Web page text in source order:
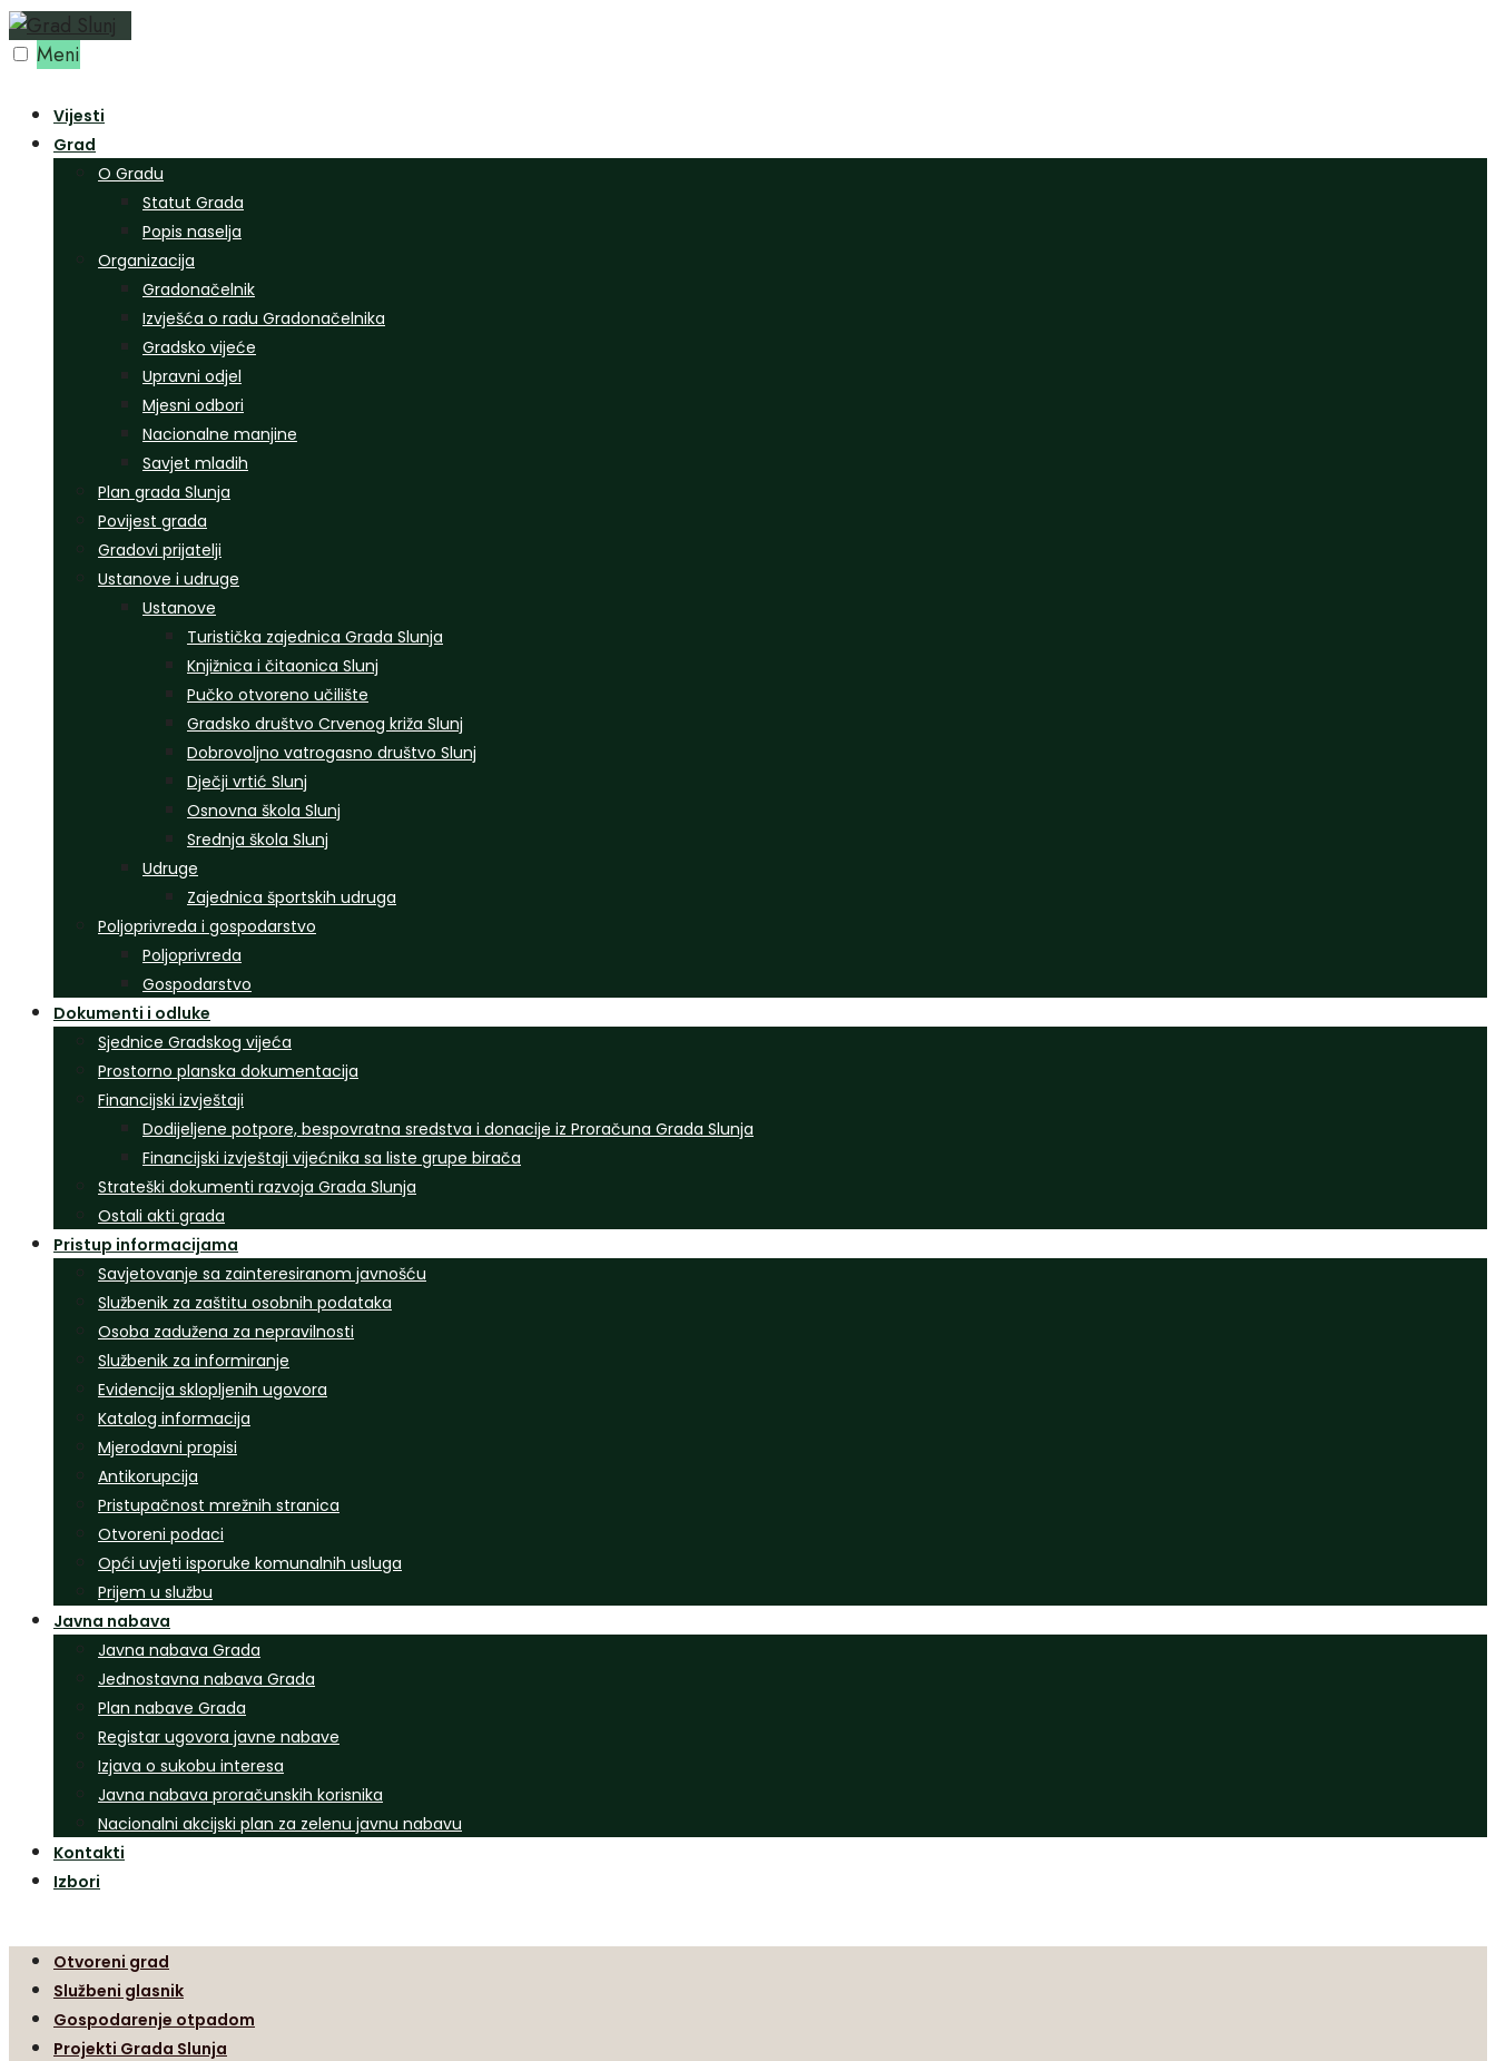
Preskoči
na Meni
Vijesti
Grad
O Gradu
Statut Grada
Popis naselja
Organizacija
Gradonačelnik
Izvješća o radu Gradonačelnika
Gradsko vijeće
Upravni odjel
Mjesni odbori
Nacionalne manjine
Savjet mladih
Plan grada Slunja
Povijest grada
Gradovi prijatelji
Ustanove i udruge
Ustanove
Turistička zajednica Grada Slunja
Knjižnica i čitaonica Slunj
Pučko otvoreno učilište
Gradsko društvo Crvenog križa Slunj
Dobrovoljno vatrogasno društvo Slunj
Dječji vrtić Slunj
Osnovna škola Slunj
Srednja škola Slunj
Udruge
Zajednica športskih udruga
Poljoprivreda i gospodarstvo
Poljoprivreda
Gospodarstvo
Dokumenti i odluke
Sjednice Gradskog vijeća
Prostorno planska dokumentacija
Financijski izvještaji
Dodijeljene potpore, bespovratna sredstva i donacije iz Proračuna Grada Slunja
Financijski izvještaji vijećnika sa liste grupe birača
Strateški dokumenti razvoja Grada Slunja
Ostali akti grada
Pristup informacijama
Savjetovanje sa zainteresiranom javnošću
Službenik za zaštitu osobnih podataka
Osoba zadužena za nepravilnosti
Službenik za informiranje
Evidencija sklopljenih ugovora
Katalog informacija
Mjerodavni propisi
Antikorupcija
Pristupačnost mrežnih stranica
Otvoreni podaci
Opći uvjeti isporuke komunalnih usluga
Prijem u službu
Javna nabava
Javna nabava Grada
Jednostavna nabava Grada
Plan nabave Grada
Registar ugovora javne nabave
Izjava o sukobu interesa
Javna nabava proračunskih korisnika
Nacionalni akcijski plan za zelenu javnu nabavu
Kontakti
Izbori
Otvoreni grad
Službeni glasnik
Gospodarenje otpadom
Projekti Grada Slunja